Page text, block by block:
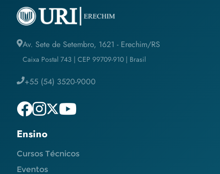
Av. Sete de Setembro, 1621 - Erechim/RS
Caixa Postal 743 | CEP 99709-910 | Brasil
+55 (54) 3520-9000
Ensino
Cursos Técnicos
Eventos